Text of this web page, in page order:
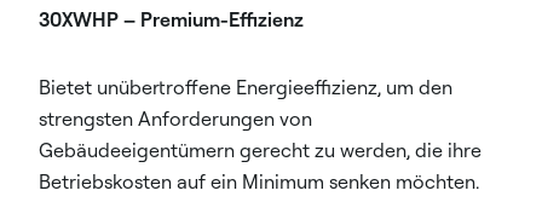
30XWHP – Premium-Effizienz
Bietet unübertroffene Energieeffizienz, um den
strengsten Anforderungen von
Gebäudeeigentümern gerecht zu werden, die ihre
Betriebskosten auf ein Minimum senken möchten.